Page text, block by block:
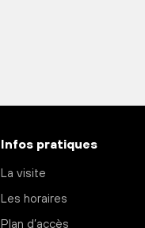
Infos pratiques
La visite
Les horaires
Plan d’accès